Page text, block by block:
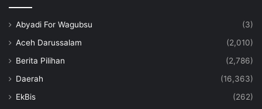
Abyadi For Wagubsu
(3)
Aceh Darussalam
(2,010)
Berita Pilihan
(2,786)
Daerah
(16,363)
EkBis
(262)